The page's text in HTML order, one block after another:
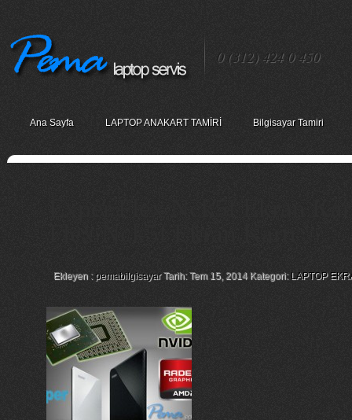
0 (312) 424 0 450
Ana Sayfa LAPTOP ANAKART TAMİRİ Bilgisayar Tamiri
Ekleyen : pemabilgisayarTarih: Tem 15, 2014 Kategori: LAPTOP